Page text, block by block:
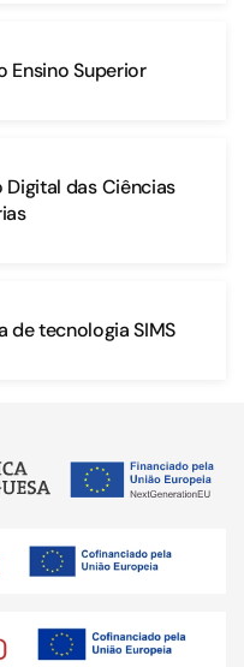
Ensino Superior
Digital das Ciências
de tecnologia SIMS